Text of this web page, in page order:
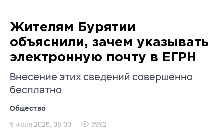
Жителям Бурятии
объяснили, зачем указывать
электронную почту в ЕГРН
Внесение этих сведений совершенно
бесплатно
Общество
9 июля 2026, 08:00 3992